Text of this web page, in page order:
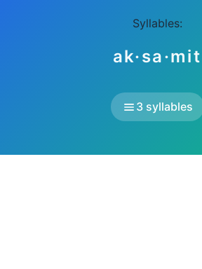
Syllables:
ak·sa·mit
3 syllables